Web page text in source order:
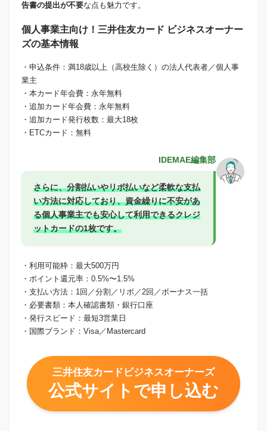
告書の提出が不要な点も魅力です。
個人事業主向け！三井住友カード ビジネスオーナー
ズの基本情報
・申込条件：満18歳以上（高校生除く）の法人代表者／個人事
業主
・本カード年会費：永年無料
・追加カード年会費：永年無料
・追加カード発行枚数：最大18枚
・ETCカード：無料
IDEMAE編集部
さらに、分割払いやリボ払いなど柔軟な支払
い方法に対応しており、資金繰りに不安があ
る個人事業主でも安心して利用できるクレジ
ットカードの1枚です。
・利用可能枠：最大500万円
・ポイント還元率：0.5%〜1.5%
・支払い方法：1回／分割／リボ／2回／ボーナス一括
・必要書類：本人確認書類・銀行口座
・発行スピード：最短3営業日
・国際ブランド：Visa／Mastercard
三井住友カードビジネスオーナーズ
公式サイトで申し込む